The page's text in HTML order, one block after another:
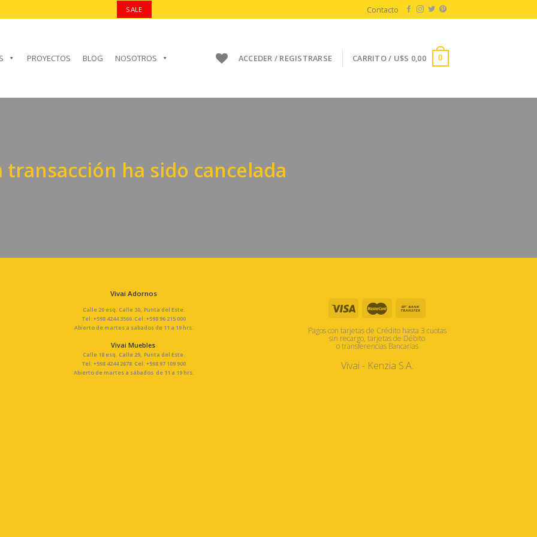
SALE Contacto
PROYECTOS BLOG NOSOTROS ACCEDER / REGISTRARSE CARRITO / U$S 0,00 0
transacción ha sido cancelada
Vivai Adornos
Calle 20 esq. Calle 30, Punta del Este.
Tel: +598 4244 3566 Cel: +598 96 215 000
Abierto de martes a sabados de 11 a 19 hrs.
Vivai Muebles
Calle 18 esq. Calle 29, Punta del Este.
Tel: +598 4244 2678 Cel: +598 97 109 900
Abierto de martes a sábados de 11 a 19 hrs.
Pagos con tarjetas de Crédito hasta 3 cuotas
sin recargo, tarjetas de Débito
o transferencias Bancarias
Vivai - Kenzia S.A.